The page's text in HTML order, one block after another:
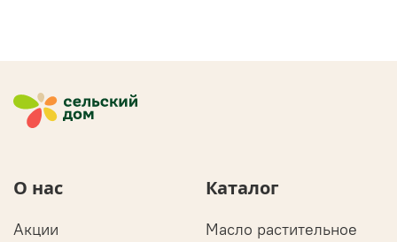
О нас
Акции
Каталог
Масло растительное